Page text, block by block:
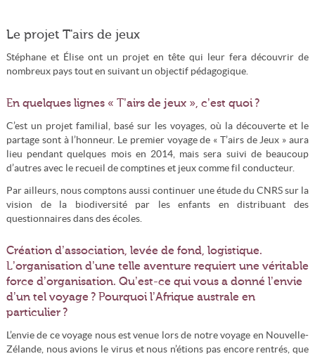
Le projet T'airs de jeux
Stéphane et Élise ont un projet en tête qui leur fera découvrir de
nombreux pays tout en suivant un objectif pédagogique.
En quelques lignes « T’airs de jeux », c’est quoi ?
C’est un projet familial, basé sur les voyages, où la découverte et le
partage sont à l’honneur. Le premier voyage de « T’airs de Jeux » aura
lieu pendant quelques mois en 2014, mais sera suivi de beaucoup
d’autres avec le recueil de comptines et jeux comme fil conducteur.
Par ailleurs, nous comptons aussi continuer une étude du CNRS sur la
vision de la biodiversité par les enfants en distribuant des
questionnaires dans des écoles.
Création d’association, levée de fond, logistique.
L’organisation d’une telle aventure requiert une véritable
force d’organisation. Qu’est-ce qui vous a donné l’envie
d’un tel voyage ? Pourquoi l’Afrique australe en
particulier ?
L’envie de ce voyage nous est venue lors de notre voyage en Nouvelle-
Zélande, nous avions le virus et nous n’étions pas encore rentrés, que